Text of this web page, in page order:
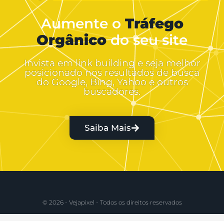
Aumente o Tráfego
Orgânicodo seu site
Invista em link building e seja melhor
posicionado nos resultados de busca
do Google, Bing, Yahoo e outros
buscadores.
Saiba Mais
© 2026 - Vejapixel - Todos os direitos reservados